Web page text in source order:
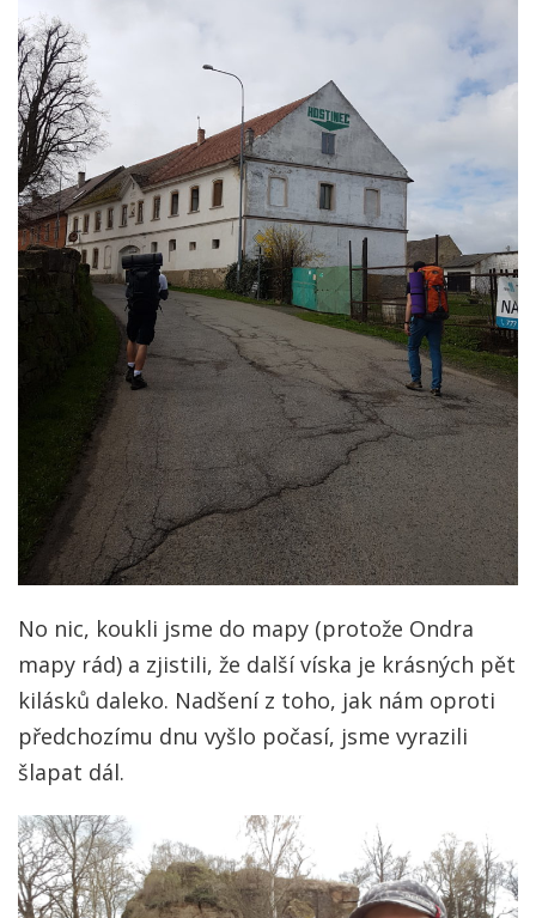
No nic, koukli jsme do mapy (protože Ondra
mapy rád) a zjistili, že další víska je krásných pět
kilásků daleko. Nadšení z toho, jak nám oproti
předchozímu dnu vyšlo počasí, jsme vyrazili
šlapat dál.